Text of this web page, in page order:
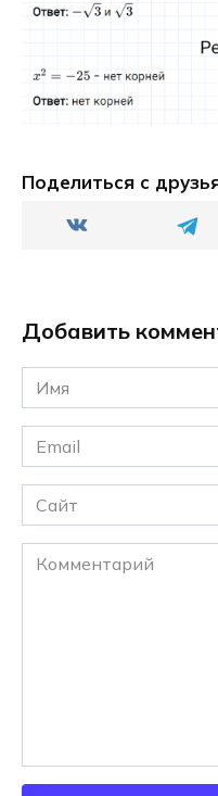
Поделиться с
Добавить
Имя
*
Email
*
Сайт
Комментарий